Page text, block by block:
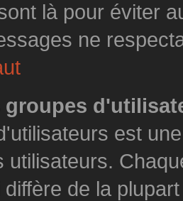
là pour éviter
ne
groupes
est
utilisateurs.
de la